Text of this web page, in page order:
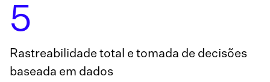
5
Rastreabilidade total e tomada de decisões
baseada em dados